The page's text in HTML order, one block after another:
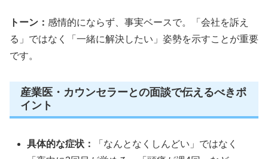
トーン： 感情的にならず、事実ベースで。「会社を訴え
る」ではなく「一緒に解決したい」姿勢を示すことが重要
です。
産業医・カウンセラーとの面談で伝えるべきポ
イント
具体的な症状：
「なんとなくしんどい」ではなく